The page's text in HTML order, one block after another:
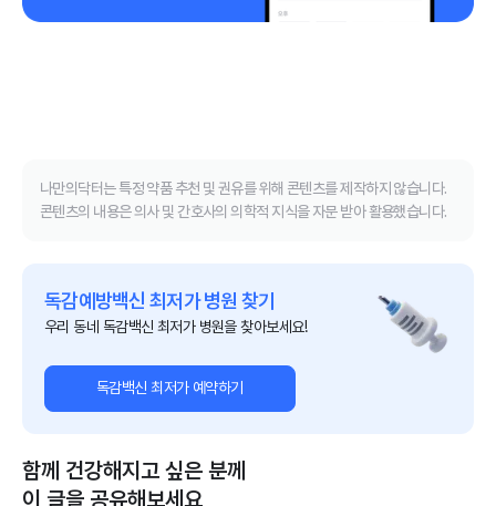
나만의닥터는 특정 약품 추천 및 권유를 위해 콘텐츠를 제작하지 않습니다.
콘텐츠의 내용은 의사 및 간호사의 의학적 지식을 자문 받아 활용했습니다.
독감예방백신 최저가 병원 찾기
우리 동네 독감백신 최저가 병원을 찾아보세요!
독감백신 최저가 예약하기
함께 건강해지고 싶은 분께
이 글을 공유해보세요